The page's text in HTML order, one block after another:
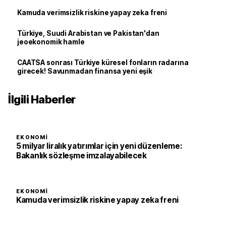
Kamuda verimsizlik riskine yapay zeka freni
Türkiye, Suudi Arabistan ve Pakistan'dan
jeoekonomik hamle
CAATSA sonrası Türkiye küresel fonların radarına
girecek! Savunmadan finansa yeni eşik
İlgili Haberler
EKONOMI
5 milyar liralık yatırımlar için yeni düzenleme:
Bakanlık sözleşme imzalayabilecek
EKONOMI
Kamuda verimsizlik riskine yapay zeka freni